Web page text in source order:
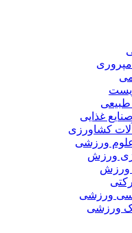
طبیعی
غذایی
کشاورزی
ورزشی
ورزش
ورزش
ورزشی
ورزشی